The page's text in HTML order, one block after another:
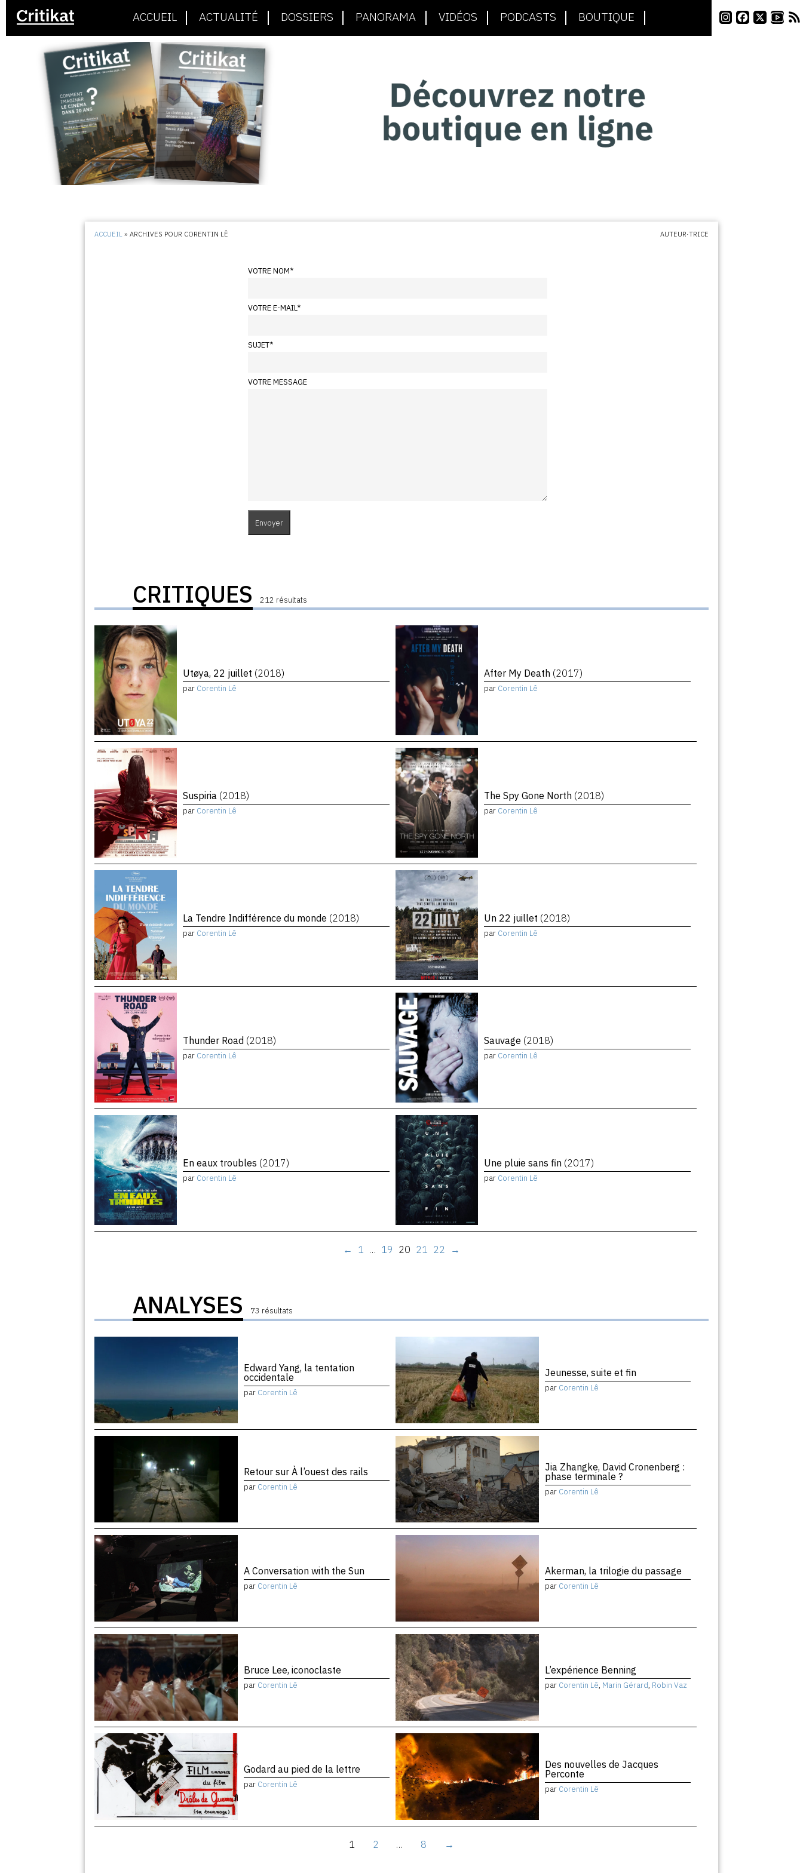
ACCUEIL ACTUALITÉ DOSSIERS PANORAMA VIDÉOS PODCASTS BOUTIQUE
ACCUEIL »ARCHIVES POUR CORENTIN LÊ AUTEUR·TRICE
VOTRE NOM*
VOTRE E-MAIL*
SUJET*
VOTRE MESSAGE
CRITIQUES 212 résultats
Utøya, 22 juillet (2018)
par Corentin Lê
After My Death (2017)
par Corentin Lê
Suspiria (2018)
par Corentin Lê
The Spy Gone North (2018)
par Corentin Lê
La Tendre Indifférence du monde (2018)
par Corentin Lê
Un 22 juillet (2018)
par Corentin Lê
Thunder Road (2018)
par Corentin Lê
Sauvage (2018)
par Corentin Lê
En eaux troubles (2017)
par Corentin Lê
Une pluie sans fin (2017)
par Corentin Lê
← 1 … 19 20 21 22 →
ANALYSES 73 résultats
Edward Yang, la tentation
occidentale
par Corentin Lê
Jeunesse, suite et fin
par Corentin Lê
Retour sur À l’ouest des rails
par Corentin Lê
Jia Zhangke, David Cronenberg :
phase terminale ?
par Corentin Lê
A Conversation with the Sun
par Corentin Lê
Akerman, la trilogie du passage
par Corentin Lê
Bruce Lee, iconoclaste
par Corentin Lê
L’expérience Benning
par Corentin Lê, Marin Gérard, Robin Vaz
Godard au pied de la lettre
par Corentin Lê
Des nouvelles de Jacques
Perconte
par Corentin Lê
1 2 … 8 →